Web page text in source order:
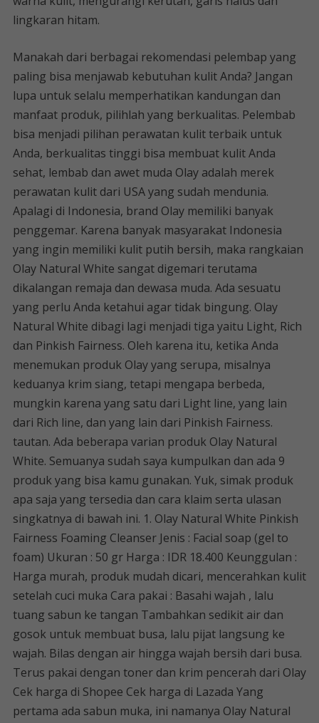
lingkaran hitam.
Manakah dari berbagai rekomendasi pelembap yang
paling bisa menjawab kebutuhan kulit Anda? Jangan
lupa untuk selalu memperhatikan kandungan dan
manfaat produk, pilihlah yang berkualitas. Pelembab
bisa menjadi pilihan perawatan kulit terbaik untuk
Anda, berkualitas tinggi bisa membuat kulit Anda
sehat, lembab dan awet muda Olay adalah merek
perawatan kulit dari USA yang sudah mendunia.
Apalagi di Indonesia, brand Olay memiliki banyak
penggemar. Karena banyak masyarakat Indonesia
yang ingin memiliki kulit putih bersih, maka rangkaian
Olay Natural White sangat digemari terutama
dikalangan remaja dan dewasa muda. Ada sesuatu
yang perlu Anda ketahui agar tidak bingung. Olay
Natural White dibagi lagi menjadi tiga yaitu Light, Rich
dan Pinkish Fairness. Oleh karena itu, ketika Anda
menemukan produk Olay yang serupa, misalnya
keduanya krim siang, tetapi mengapa berbeda,
mungkin karena yang satu dari Light line, yang lain
dari Rich line, dan yang lain dari Pinkish Fairness.
tautan. Ada beberapa varian produk Olay Natural
White. Semuanya sudah saya kumpulkan dan ada 9
produk yang bisa kamu gunakan. Yuk, simak produk
apa saja yang tersedia dan cara klaim serta ulasan
singkatnya di bawah ini. 1. Olay Natural White Pinkish
Fairness Foaming Cleanser Jenis : Facial soap (gel to
foam) Ukuran : 50 gr Harga : IDR 18.400 Keunggulan :
Harga murah, produk mudah dicari, mencerahkan kulit
setelah cuci muka Cara pakai : Basahi wajah , lalu
tuang sabun ke tangan Tambahkan sedikit air dan
gosok untuk membuat busa, lalu pijat langsung ke
wajah. Bilas dengan air hingga wajah bersih dari busa.
Terus pakai dengan toner dan krim pencerah dari Olay
Cek harga di Shopee Cek harga di Lazada Yang
pertama ada sabun muka, ini namanya Olay Natural